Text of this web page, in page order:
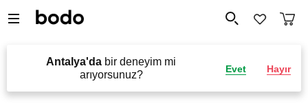
Antalya'da bir deneyim mi
arıyorsunuz?
Evet Hayır